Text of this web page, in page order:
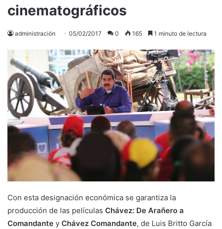
cinematográficos
administración 05/02/2017 0 165 1 minuto de lectura
Con esta designación económica se garantiza la
producción de las películas Chávez: De Arañero a
Comandante y Chávez Comandante, de Luis Britto García